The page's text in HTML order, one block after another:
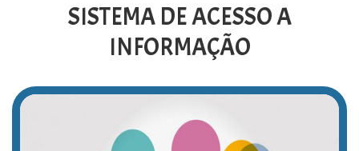
SISTEMA DE ACESSO A
INFORMAÇÃO